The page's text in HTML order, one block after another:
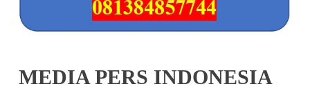
MEDIA PERS INDONESIA